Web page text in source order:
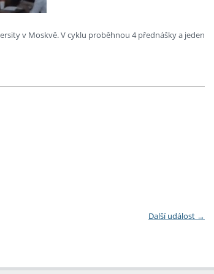
v Moskvě. V cyklu proběhnou 4 přednášky a jeden
Další událost →